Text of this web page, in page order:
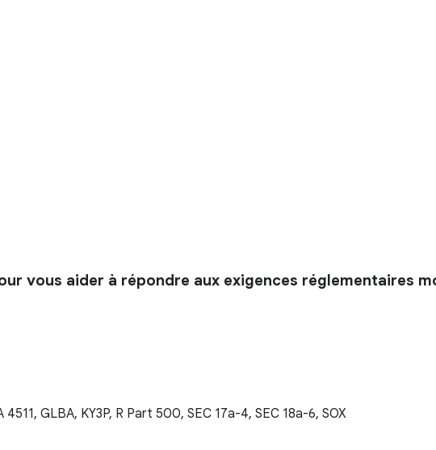
vous aider à répondre aux exigences réglementaires
4511, GLBA, KY3P, R Part 500, SEC 17a-4, SEC 18a-6, SOX